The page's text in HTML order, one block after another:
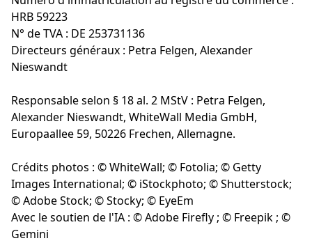
HRB 59223
N° de TVA : DE 253731136
Directeurs généraux : Petra Felgen, Alexander
Nieswandt
Responsable selon § 18 al. 2 MStV : Petra Felgen,
Alexander Nieswandt, WhiteWall Media GmbH,
Europaallee 59, 50226 Frechen, Allemagne.
Crédits photos : © WhiteWall; © Fotolia; © Getty
Images International; © iStockphoto; © Shutterstock;
© Adobe Stock; © Stocky; © EyeEm
Avec le soutien de l'IA : © Adobe Firefly ; © Freepik ; ©
Gemini